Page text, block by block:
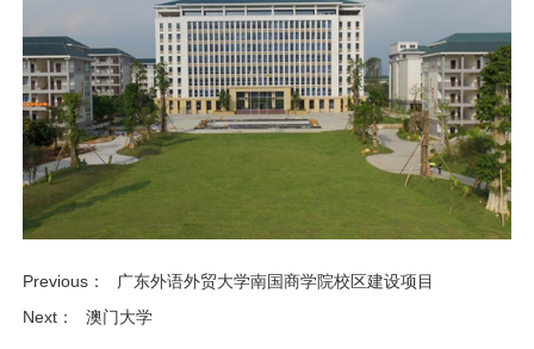
据
Previous：
广东外语外贸大学南国商学院校区建设项目
Next：
澳门大学